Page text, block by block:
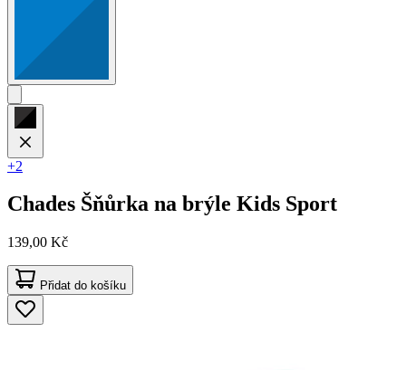
+2
Chades Šňůrka na brýle Kids Sport
139,00 Kč
Přidat do košíku